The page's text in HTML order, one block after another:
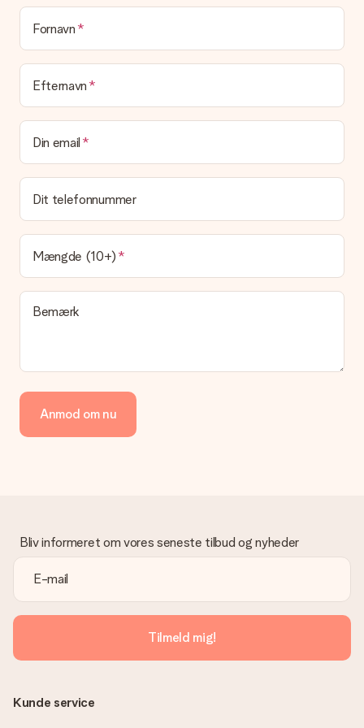
at pakke din gave. Vi leverer vores gaver i en festlig
emballage. Det betyder, at din gave er klar til at blive givet,
Leveringstid, leveringsmuligheder og
leveringsomkostninger
Kan jeg vælge en leveringsdato?
Det er ikke muligt at vælge en bestemt leveringsdato.
Hvad er leveringstiden, og hvornår modtager jeg min
gave?
Leveringstiden findes på gavens produktside. Du kan stole på,
at vores postfirma leverer din gave på denne dag.
Hvilke leveringsmuligheder kan jeg vælge?
I øjeblikket er det ikke (endnu) muligt at vælge en
leveringsindstilling. Den gave, du vil bestille, sendes enten som
en pakke eller som postkasse levering. Vil du gerne vide
hvilken måde din ordre sendes på? Kontakt venligst vores
Vi tilbyder følgende betalingsmetoder: Dankort, Paypal,
kreditkort, faktura via Klarna eller bankoverførsel. I tilfælde af
manuel betaling overførsel, skal du tage højde for en ekstra 3
venligst vores kundeservice, de hjælper gerne med at finde en
passende løsning.
Er fakturaen sendt sammen med ordren?
Ingen faktura sendes med din ordre. Du modtager altid
fakturaen i bekræftelsesemailen, og du kan altid finde den i din
MySurprise-konto. Det betyder at du kan få gaven leveret
direkte til modtageren, hvilket gør det til en sand
overraskelse!
Fornavn
Efternavn
Din email
Dit telefonnummer
Mængde (10+)
Bemærk
Anmod om nu
Bliv informeret om vores seneste tilbud og nyheder
Tilmeld mig!
Kunde service